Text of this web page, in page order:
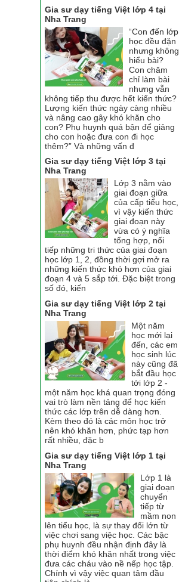
Gia sư dạy tiếng Việt lớp 4 tại
Nha Trang
“Con đến lớp
học đều đặn
nhưng không
hiểu bài?
Con chăm
chỉ làm bài
nhưng vẫn
không tiếp thu được hết kiến thức?
Lượng kiến thức ngày càng nhiều
và nâng cao gây khó khăn cho
con? Phụ huynh quá bận để giảng
cho con hoặc đưa con đi học
thêm?” Và những vấn đ
Gia sư dạy tiếng Việt lớp 3 tại
Nha Trang
Lớp 3 nằm vào
giai đoạn giữa
của cấp tiểu học,
vì vậy kiến thức
giai đoạn này
vừa có ý nghĩa
tổng hợp, nối
tiếp những tri thức của giai đoạn
học lớp 1, 2, đồng thời gợi mở ra
những kiến thức khó hơn của giai
đoạn 4 và 5 sắp tới. Đặc biệt trong
số đó, kiến
Gia sư dạy tiếng Việt lớp 2 tại
Nha Trang
Một năm
học mới lại
đến, các em
học sinh lúc
này cũng đã
bắt đầu học
tới lớp 2 -
một năm học khá quan trọng đóng
vai trò làm nền tảng để học kiến
thức các lớp trên dễ dàng hơn.
Kèm theo đó là các môn học trở
nên khó khăn hơn, phức tạp hơn
rất nhiều, đặc b
Gia sư dạy tiếng Việt lớp 1 tại
Nha Trang
Lớp 1 là
giai đoạn
chuyển
tiếp từ
mầm non
lên tiểu học, là sự thay đổi lớn từ
việc chơi sang việc học. Các bậc
phụ huynh đều nhận định đây là
thời điểm khó khăn nhất trong việc
đưa các cháu vào nề nếp học tập.
Chính vì vậy việc quan tâm đầu